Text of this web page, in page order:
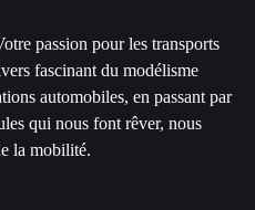
passion pour les transports
fascinant du modélisme
automobiles, en passant par
qui nous font rêver, nous
la mobilité.